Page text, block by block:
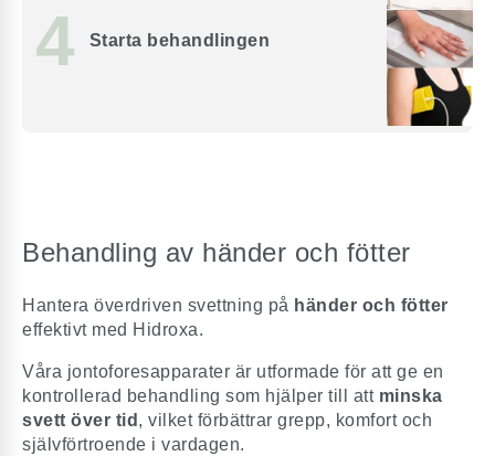
4 Starta behandlingen
Behandling av händer och fötter
Hantera överdriven svettning på händer och fötter
effektivt med Hidroxa.
Våra jontoforesapparater är utformade för att ge en
kontrollerad behandling som hjälper till att minska
svett över tid , vilket förbättrar grepp, komfort och
självförtroende i vardagen.